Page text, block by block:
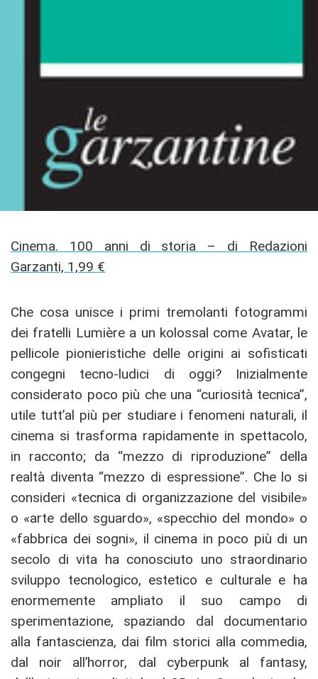
Cinema. 100 anni di storia – di Redazioni
Garzanti, 1,99 €
Che cosa unisce i primi tremolanti fotogrammi
dei fratelli Lumière a un kolossal come Avatar, le
pellicole pionieristiche delle origini ai sofisticati
congegni tecno-ludici di oggi? Inizialmente
considerato poco più che una “curiosità tecnica”,
utile tutt’al più per studiare i fenomeni naturali, il
cinema si trasforma rapidamente in spettacolo,
in racconto; da “mezzo di riproduzione” della
realtà diventa “mezzo di espressione”. Che lo si
consideri «tecnica di organizzazione del visibile»
o «arte dello sguardo», «specchio del mondo» o
«fabbrica dei sogni», il cinema in poco più di un
secolo di vita ha conosciuto uno straordinario
sviluppo tecnologico, estetico e culturale e ha
enormemente ampliato il suo campo di
sperimentazione, spaziando dal documentario
alla fantascienza, dai film storici alla commedia,
dal noir all’horror, dal cyberpunk al fantasy,